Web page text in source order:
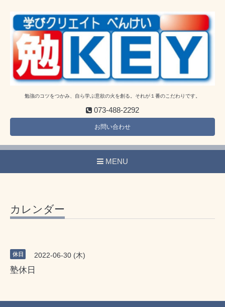
勉強のコツをつかみ、自ら学ぶ意欲の火を創る。それが１番のこだわりです。
073-488-2292
お問い合わせ
MENU
カレンダー
休日 2022-06-30 (木)
塾休日